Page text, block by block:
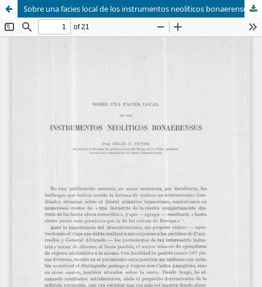
Sobre una facies local de los instrumentos neolíticos bonaerenses